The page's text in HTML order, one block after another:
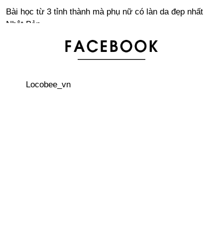
Bài học từ 3 tỉnh thành mà phụ nữ có làn da đẹp nhất
Nhật Bản
Bảng xếp hạng 20 tên dành cho bé gái được yêu thích
Locobee_vn